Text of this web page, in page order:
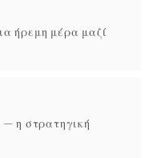
ήρεμη μέρα μαζί
— η στρατηγική